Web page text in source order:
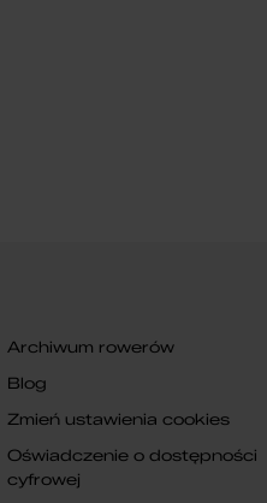
Archiwum rowerów
Blog
Zmień ustawienia cookies
Oświadczenie o dostępności
cyfrowej